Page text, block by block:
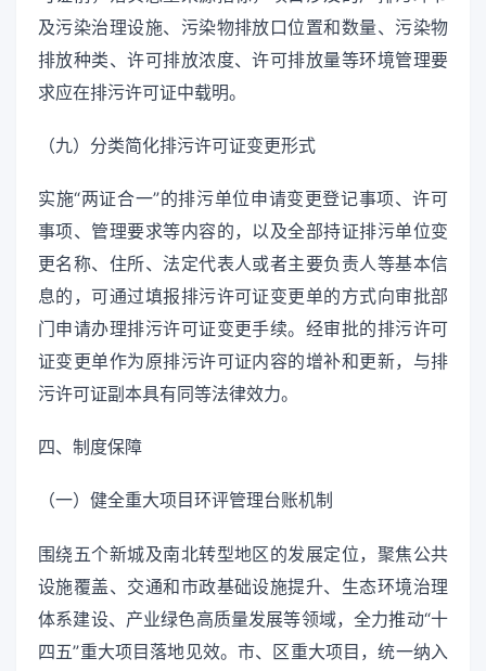
及污染治理设施、污染物排放口位置和数量、污染物
排放种类、许可排放浓度、许可排放量等环境管理要
求应在排污许可证中载明。
（九）分类简化排污许可证变更形式
实施“两证合一”的排污单位申请变更登记事项、许可
事项、管理要求等内容的，以及全部持证排污单位变
更名称、住所、法定代表人或者主要负责人等基本信
息的，可通过填报排污许可证变更单的方式向审批部
门申请办理排污许可证变更手续。经审批的排污许可
证变更单作为原排污许可证内容的增补和更新，与排
污许可证副本具有同等法律效力。
四、制度保障
（一）健全重大项目环评管理台账机制
围绕五个新城及南北转型地区的发展定位，聚焦公共
设施覆盖、交通和市政基础设施提升、生态环境治理
体系建设、产业绿色高质量发展等领域，全力推动“十
四五”重大项目落地见效。市、区重大项目，统一纳入